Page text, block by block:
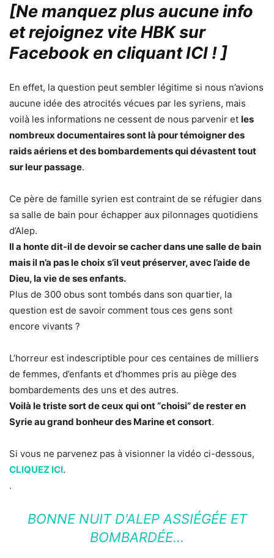
[Ne manquez plus aucune info
et rejoignez vite HBK sur
Facebook en cliquant ICI !]
En effet, la question peut sembler légitime si nous n’avions
aucune idée des atrocités vécues par les syriens, mais
voilà les informations ne cessent de nous parvenir et les
nombreux documentaires sont là pour témoigner des
raids aériens et des bombardements qui dévastent tout
sur leur passage.
Ce père de famille syrien est contraint de se réfugier dans
sa salle de bain pour échapper aux pilonnages quotidiens
d’Alep.
Il a honte dit-il de devoir se cacher dans une salle de bain
mais il n’a pas le choix s’il veut préserver, avec l’aide de
Dieu, la vie de ses enfants.
Plus de 300 obus sont tombés dans son quartier, la
question est de savoir comment tous ces gens sont
encore vivants ?
L’horreur est indescriptible pour ces centaines de milliers
de femmes, d’enfants et d’hommes pris au piège des
bombardements des uns et des autres.
Voilà le triste sort de ceux qui ont “choisi” de rester en
Syrie au grand bonheur des Marine et consort.
Si vous ne parvenez pas à visionner la vidéo ci-dessous,
CLIQUEZ ICI.
.
BONNE NUIT D'ALEP ASSIÉGÉE ET
BOMBARDÉE…